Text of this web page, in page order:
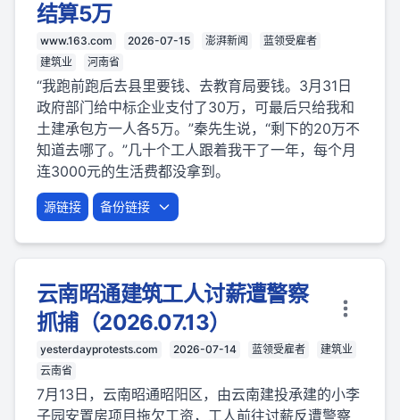
结算5万
www.163.com 2026-07-15 澎湃新闻
蓝领受雇者
建筑业
河南省
“我跑前跑后去县里要钱、去教育局要钱。3月31日
政府部门给中标企业支付了30万，可最后只给我和
土建承包方一人各5万。”秦先生说，“剩下的20万不
知道去哪了。”几十个工人跟着我干了一年，每个月
连3000元的生活费都没拿到。
源链接 备份链接
云南昭通建筑工人讨薪遭警察
抓捕（2026.07.13）
yesterdayprotests.com 2026-07-14 蓝领受雇者
建筑业
云南省
7月13日，云南昭通昭阳区，由云南建投承建的小李
子园安置房项目拖欠工资，工人前往讨薪反遭警察